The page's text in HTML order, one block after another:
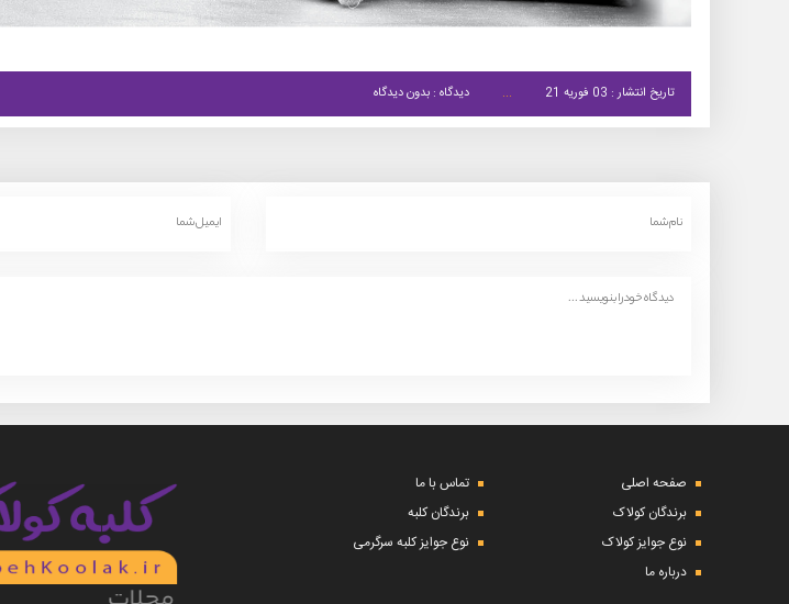
تاریخ انتشار : 03 فوریه 21 دیدگاه : بدون دیدگاه
صفحه اصلی
تماس با ما
برندگان کولاک
برندگان کلبه
نوع جوایز کولاک
نوع جوایز کلبه سرگرمی
درباره ما